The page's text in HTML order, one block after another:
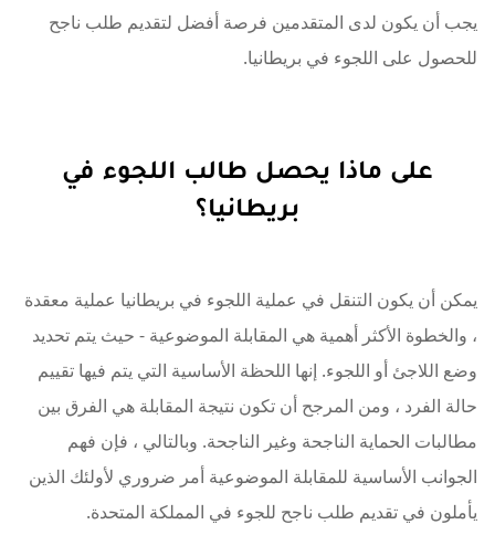
يجب أن يكون لدى المتقدمين فرصة أفضل لتقديم طلب ناجح
للحصول على اللجوء في بريطانيا.
على ماذا يحصل طالب اللجوء في
بريطانيا؟
يمكن أن يكون التنقل في عملية اللجوء في بريطانيا عملية معقدة
، والخطوة الأكثر أهمية هي المقابلة الموضوعية - حيث يتم تحديد
وضع اللاجئ أو اللجوء. إنها اللحظة الأساسية التي يتم فيها تقييم
حالة الفرد ، ومن المرجح أن تكون نتيجة المقابلة هي الفرق بين
مطالبات الحماية الناجحة وغير الناجحة. وبالتالي ، فإن فهم
الجوانب الأساسية للمقابلة الموضوعية أمر ضروري لأولئك الذين
يأملون في تقديم طلب ناجح للجوء في المملكة المتحدة.